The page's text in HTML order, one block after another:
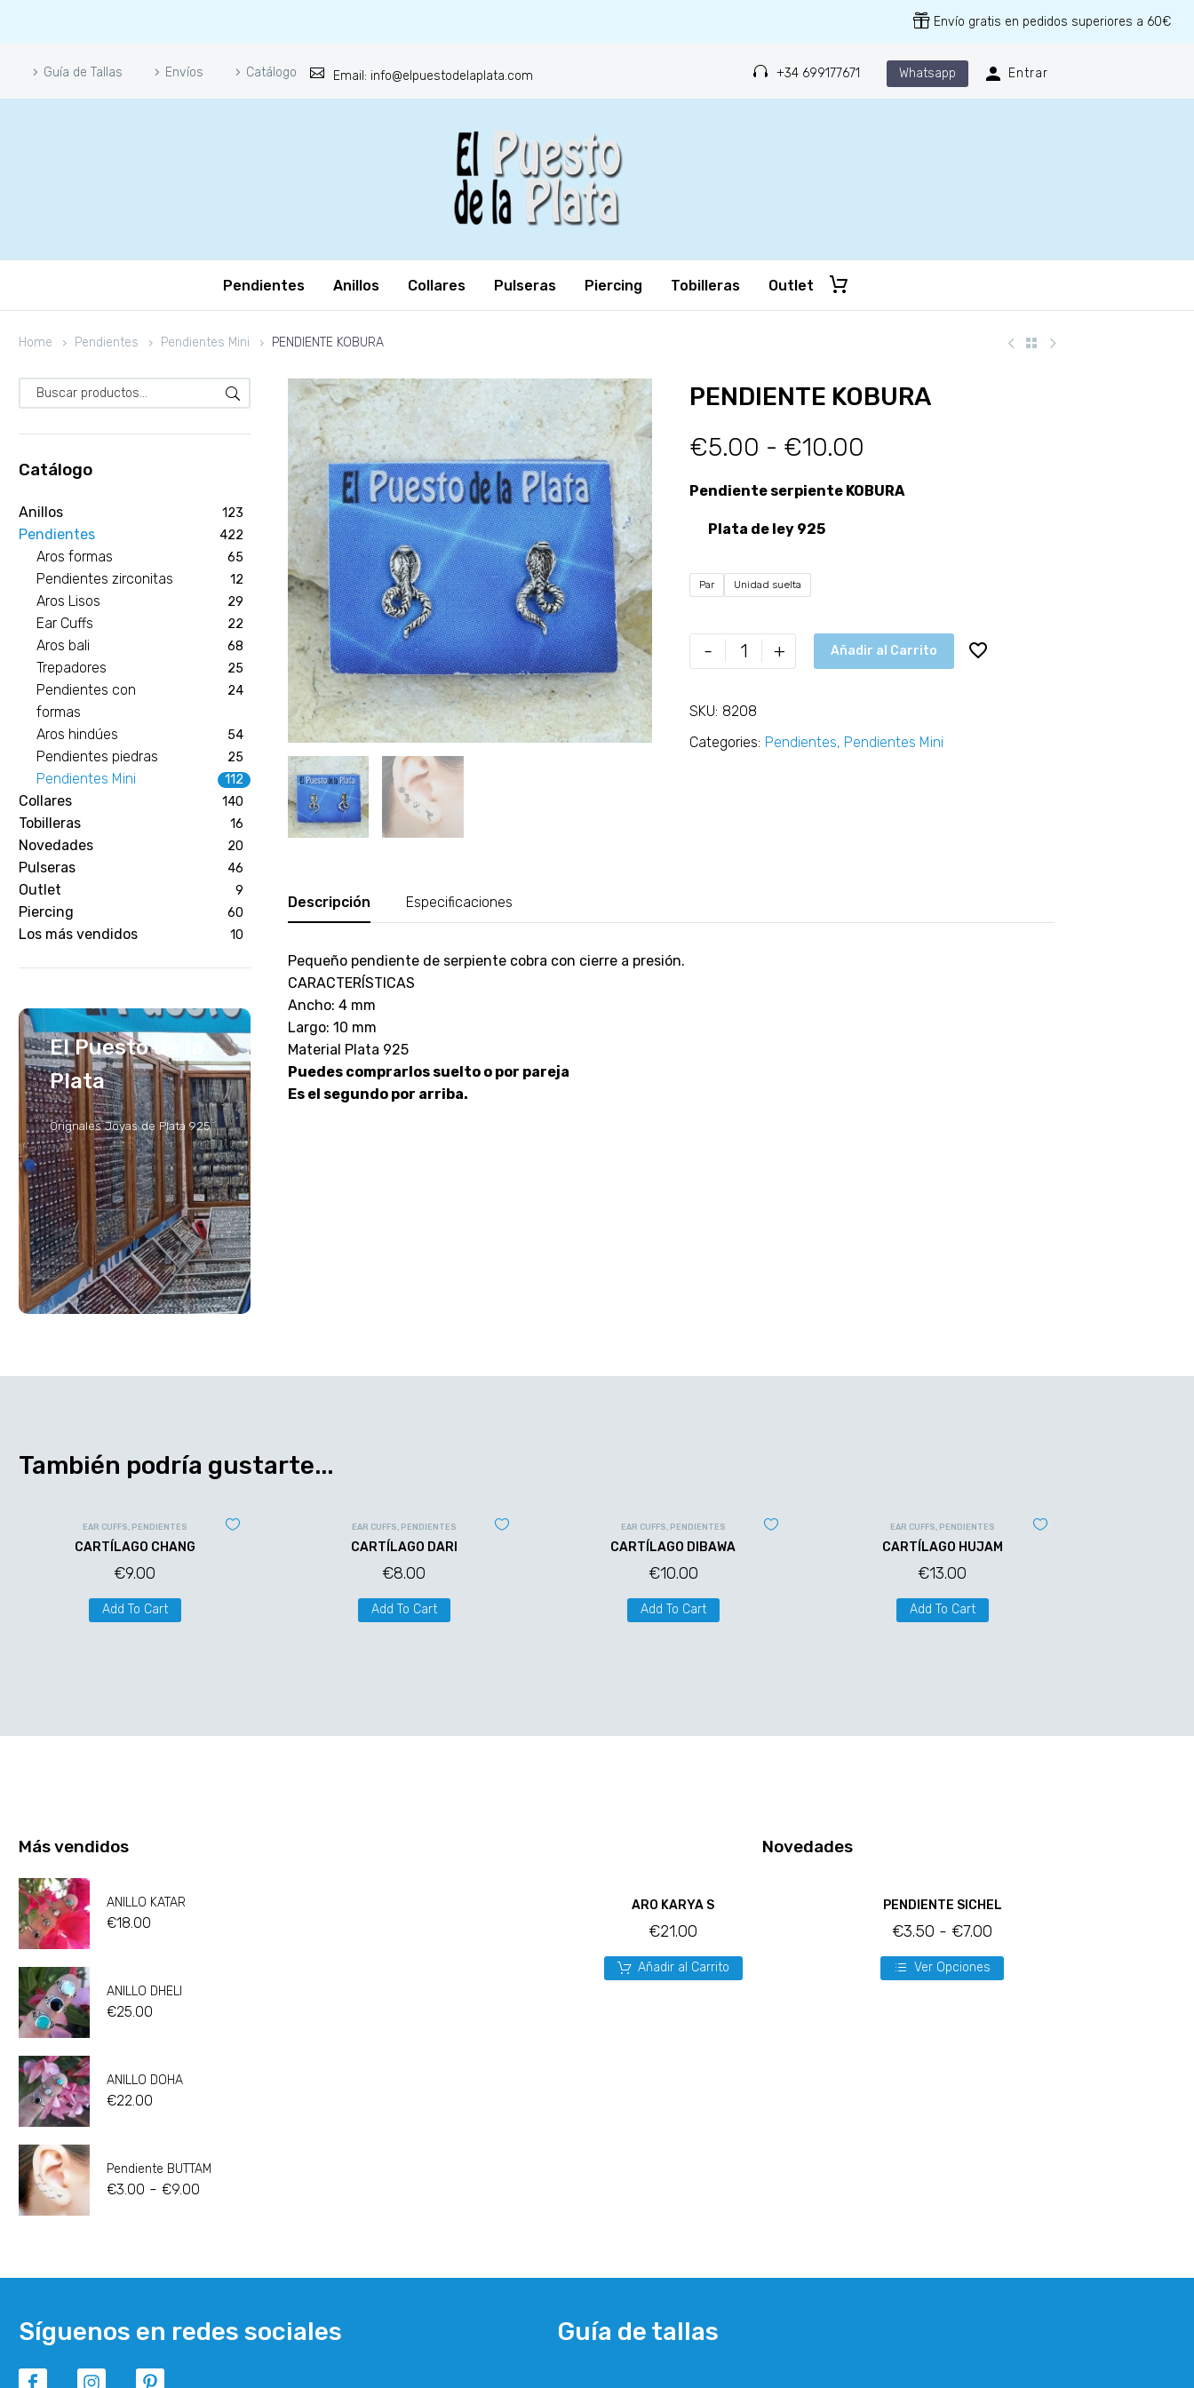
Envío gratis en pedidos superiores a 60€
Guía de Tallas Envíos Catálogo Email: info@elpuestodelaplata.com +34 699177671 Whatsapp Entrar
Pendientes Anillos Collares Pulseras Piercing Tobilleras Outlet
Home Pendientes Pendientes Mini PENDIENTE KOBURA
Catálogo
Anillos 123
Pendientes 422
Aros formas 65
Pendientes zirconitas 12
Aros Lisos 29
Ear Cuffs 22
Aros bali 68
Trepadores 25
Pendientes con
formas
24
Aros hindúes 54
Pendientes piedras 25
Pendientes Mini 112
Collares 140
Tobilleras 16
Novedades 20
Pulseras 46
Outlet 9
Piercing 60
Los más vendidos 10
El Puesto de la
Plata
Orignales Joyas de Plata 925
PENDIENTE KOBURA
€5.00 - €10.00
Pendiente serpiente KOBURA
Plata de ley 925
Par Unidad suelta
- + Añadir al Carrito
SKU: 8208
Categories: Pendientes, Pendientes Mini
Descripción Especificaciones
Pequeño pendiente de serpiente cobra con cierre a presión.
CARACTERÍSTICAS
Ancho: 4 mm
Largo: 10 mm
Material Plata 925
Puedes comprarlos suelto o por pareja
Es el segundo por arriba.
También podría gustarte...
EAR CUFFS, PENDIENTES
CARTÍLAGO CHANG
€9.00
Add To Cart
EAR CUFFS, PENDIENTES
CARTÍLAGO DARI
€8.00
Add To Cart
EAR CUFFS, PENDIENTES
CARTÍLAGO DIBAWA
€10.00
Add To Cart
EAR CUFFS, PENDIENTES
CARTÍLAGO HUJAM
€13.00
Add To Cart
Más vendidos
ANILLO KATAR
€18.00
ANILLO DHELI
€25.00
ANILLO DOHA
€22.00
Pendiente BUTTAM
€3.00 - €9.00
Novedades
ARO KARYA S
€21.00
Añadir al Carrito
PENDIENTE SICHEL
€3.50 - €7.00
Ver Opciones
Síguenos en redes sociales Guía de tallas